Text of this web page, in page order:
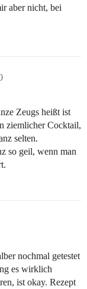
aber nicht, bei
Zeugs heißt ist
ziemlicher Cocktail,
selten.
so geil, wenn man
nochmal getestet
es wirklich
ist okay. Rezept